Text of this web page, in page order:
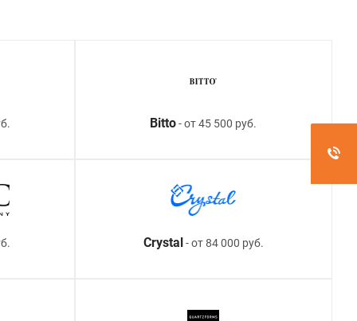
Bitto- от 45 500 руб.
Crystal - от 84 000 руб.